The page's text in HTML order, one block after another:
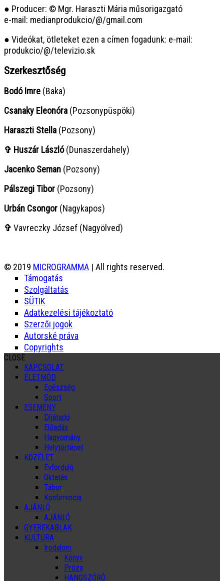
● Producer: © Mgr. Haraszti Mária műsorigazgató
e-mail: medianprodukcio/@/gmail.com
● Videókat, ötleteket ezen a címen fogadunk: e-mail:
produkcio/@/televizio.sk
Szerkesztőség
Bodó Imre (Baka)
Csanaky Eleonóra (Pozsonypüspöki)
Haraszti Stella (Pozsony)
✞ Huszár László(Dunaszerdahely)
Jacenko Seman (Pozsony)
Pálszegi Tibor (Pozsony)
Urbán Csongor (Nagykapos)
✞ Vavreczky József (Nagyölved)
© 2019 MICROGRAMMA | All rights reserved.
Támogatás
Szolgáltatás
SÜTIK
Adatkezelési tájékoztató
Szerzői jogok
Autorské práva
Copyrights
CLOSE
KAPCSOLAT
ÉLETMÓD
Egészség
Sport
ESEMÉNY
Díjátadó
Előadás
Hagyomány
Helytörténet
KÖZÉLET
Évforduló
Oktatás
Tábor
Konferencia
AJÁNLÓ
AJÁNLÓ
GYEREKABLAK
KULTÚRA
Irodalom
Könyv
Próza
HANGSZÓRÓ